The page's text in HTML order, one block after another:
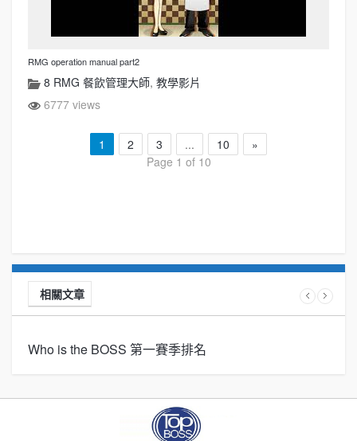
RMG operation manual part2
8 RMG 餐飲管理大師, 教學影片
6777 views
1 2 3 ... 10
»
Page 1 of 10
相關文章
Who is the BOSS 第一賽季排名